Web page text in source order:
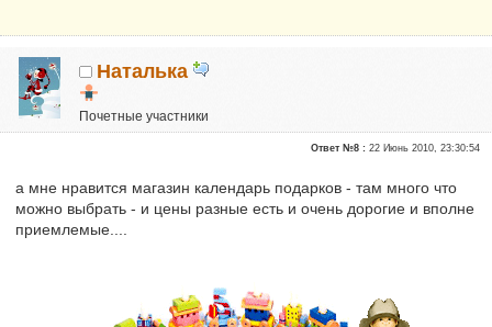
Наталька
Почетные участники
Сказали "Спасибо": 1
Ответ №8 :22 Июнь 2010, 23:30:54
а мне нравится магазин календарь подарков - там много что
можно выбрать - и цены разные есть и очень дорогие и вполне
приемлемые....